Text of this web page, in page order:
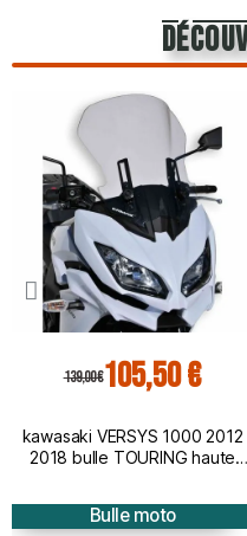
139,00 €105,50 €
kawasaki VERSYS 1000 2012
2018 bulle TOURING haute
Bulle moto